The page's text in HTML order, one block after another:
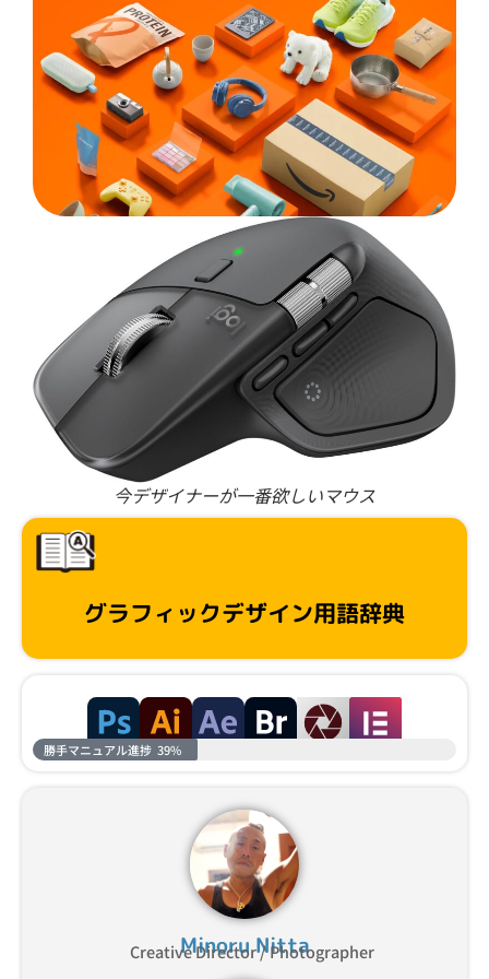
今デザイナーが一番欲しいマウス
グラフィックデザイン用語辞典
勝手マニュアル進捗 39%
Minoru Nitta
Creative Director / Photographer